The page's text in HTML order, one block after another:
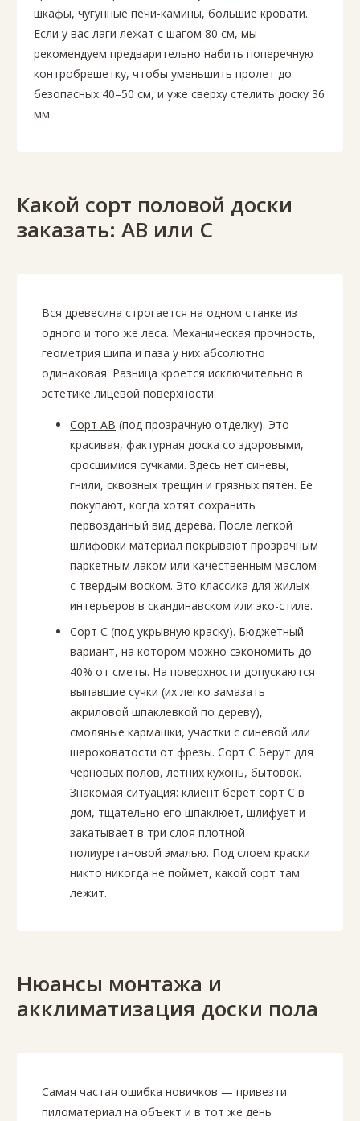
шкафы, чугунные печи-камины, большие кровати.
Если у вас лаги лежат с шагом 80 см, мы
рекомендуем предварительно набить поперечную
контробрешетку, чтобы уменьшить пролет до
безопасных 40–50 см, и уже сверху стелить доску 36
мм.
Какой сорт половой доски
заказать: АВ или С
Вся древесина строгается на одном станке из
одного и того же леса. Механическая прочность,
геометрия шипа и паза у них абсолютно
одинаковая. Разница кроется исключительно в
эстетике лицевой поверхности.
Сорт АВ (под прозрачную отделку). Это
красивая, фактурная доска со здоровыми,
сросшимися сучками. Здесь нет синевы,
гнили, сквозных трещин и грязных пятен. Ее
покупают, когда хотят сохранить
первозданный вид дерева. После легкой
шлифовки материал покрывают прозрачным
паркетным лаком или качественным маслом
с твердым воском. Это классика для жилых
интерьеров в скандинавском или эко-стиле.
Сорт С (под укрывную краску). Бюджетный
вариант, на котором можно сэкономить до
40% от сметы. На поверхности допускаются
выпавшие сучки (их легко замазать
акриловой шпаклевкой по дереву),
смоляные кармашки, участки с синевой или
шероховатости от фрезы. Сорт С берут для
черновых полов, летних кухонь, бытовок.
Знакомая ситуация: клиент берет сорт С в
дом, тщательно его шпаклюет, шлифует и
закатывает в три слоя плотной
полиуретановой эмалью. Под слоем краски
никто никогда не поймет, какой сорт там
лежит.
Нюансы монтажа и
акклиматизация доски пола
Самая частая ошибка новичков — привезти
пиломатериал на объект и в тот же день